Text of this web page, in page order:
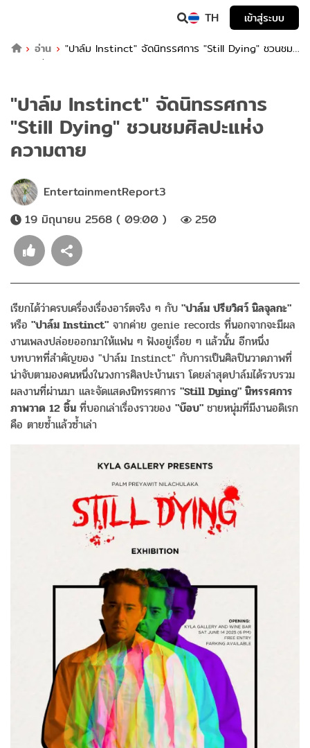
TH
เข้าสู่ระบบ
อ่าน
"ปาล์ม Instinct" จัดนิทรรศการ "Still Dying" ชวนชม
ศิลปะแห่งความตาย
"ปาล์ม Instinct" จัดนิทรรศการ
"Still Dying" ชวนชมศิลปะแห่ง
ความตาย
EntertainmentReport3
19 มิถุนายน 2568 ( 09:00 )
250
เรียกได้ว่าครบเครื่องเรื่องอาร์ตจริง ๆ กับ "ปาล์ม ปรียวิศว์ นิลจุลกะ"
หรือ "ปาล์ม Instinct" จากค่าย genie records ที่นอกจากจะมีผล
งานเพลงปล่อยออกมาให้แฟน ๆ ฟังอยู่เรื่อย ๆ แล้วนั้น อีกหนึ่ง
บทบาทที่สำคัญของ "ปาล์ม Instinct" กับการเป็นศิลปินวาดภาพที่
น่าจับตามองคนหนึ่งในวงการศิลปะบ้านเรา โดยล่าสุดปาล์มได้รวบรวม
ผลงานที่ผ่านมา และจัดแสดงนิทรรศการ "Still Dying" นิทรรศการ
ภาพวาด 12 ชิ้น ที่บอกเล่าเรื่องราวของ "บ๊อบ" ชายหนุ่มที่มีงานอดิเรก
คือ ตายซ้ำแล้วซ้ำเล่า